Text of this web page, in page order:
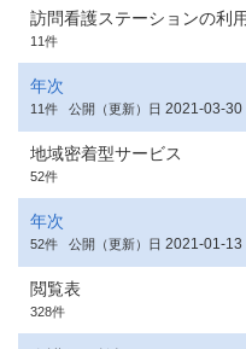
訪問看護ステーションの利
11件
年次
11件 公開（更新）日 2021-03-30
地域密着型サービス
52件
年次
52件 公開（更新）日 2021-01-13
閲覧表
328件